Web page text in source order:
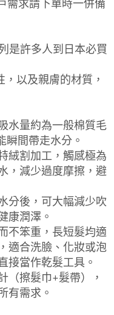
需求請下單時一併備
是許多人到日本必買
以及親膚的材質，
水量約為一般棉質毛
瞬間帶走水分。
絨割加工，觸感極為
，減少過度摩擦，避
分後，可大幅減少吹
康潤澤。
不笨重，長短髮均適
適合洗臉、化妝或泡
接當作乾髮工具。
擦髮巾+髮帶），
有需求。